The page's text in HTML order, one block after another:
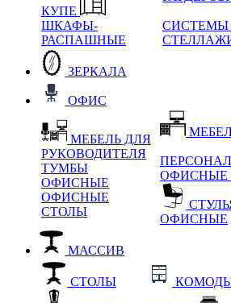
КУПЕ
ШКАФЫ-
РАСПАШНЫЕ
СИСТЕМЫ
ЗЕРКАЛА
ОФИС
МЕБЕЛЬ ДЛЯ
РУКОВОДИТЕЛЯ
ТУМБЫ
ОФИСНЫЕ
ОФИСНЫЕ
СТОЛЫ
ОФИСНЫЕ
ОФИСНЫЕ
МАССИВ
СТОЛЫ